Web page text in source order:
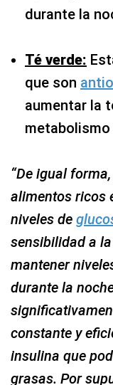
durante la
Té verde:
que son
aumentar la
“De igual
alimentos ricos
niveles de
sensibilidad a la
mantener
durante la
constante y
insulina que
grasas. Por